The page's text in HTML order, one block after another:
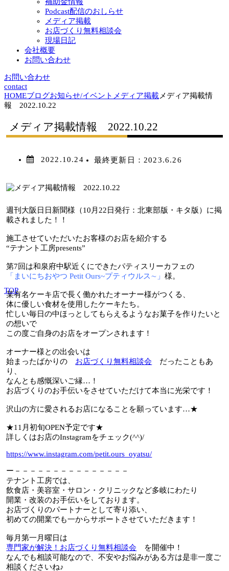
Podcast配信のおしらせ
メディア掲載
お店づくり無料相談会
現場日記
会社概要
お問い合わせ
TOP
お問い合わせ
contact
HOMEブログお知らせ/イベント メディア掲載 メディア掲載情
報 2022.10.22
メディア掲載情報 2022.10.22
2022.10.24 最終更新日： 2023.6.26
週刊大阪日日新聞様（10月22日発行：北東部版・キタ版）に掲
載されました！！
施工させていただいたお客様のお店を紹介する
“テナント工房presents”
第7回は和泉府中駅近くにできたパティスリーカフェの
「まいにちおやつ Petit Ours~プティウルス∼」様。
某有名ケーキ店で長く働かれたオーナー様がつくる、
体に優しい食材を使用したケーキたち。
忙しい毎日の中ほっとしてもらえるようなお菓子を作りたいと
の想いで
この度ご自身のお店をオープンされます！
オーナー様との出会いは
始まったばかりの お店づくり無料相談会 だったこともあ
り、
なんとも感慨深いご縁…！
お店づくりのお手伝いをさせていただけて本当に光栄です！
沢山の方に愛されるお店になることを願っています…★
★11月初旬OPEN予定です★
詳しくはお店のInstagramをチェック(^^)/
https://www.instagram.com/petit.ours_oyatsu/
ー－－－－－－－－－－－－－－－
テナント工房では、
飲食店・美容室・サロン・クリニックなど多岐にわたり
開業・改装のお手伝いをしております。
お店づくりのパートナーとして寄り添い、
初めての開業でも一からサポートさせていただきます！
毎月第一月曜日は
専門家が解決！お店づくり無料相談会 を開催中！
なんでも相談可能なので、不安やお悩みがある方は是非一度ご
相談くださいね♪